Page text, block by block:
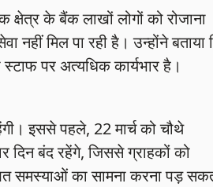
के बैंक लाखों लोगों को रोजाना
नहीं मिल पा रही है। उन्होंने बताया
स्टाफ पर अत्यधिक कार्यभार है।
इससे पहले, 22 मार्च को चौथे
दिन बंद रहेंगे, जिससे ग्राहकों को
समस्याओं का सामना करना पड़